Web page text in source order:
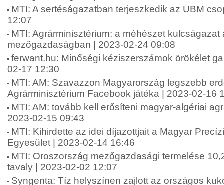
MTI: A sertéságazatban terjeszkedik az UBM
12:07
MTI: Agrárminisztérium: a méhészet kulcságazat
mezőgazdaságban | 2023-02-24 09:08
ferwant.hu: Minőségi kéziszerszámok örökélet
02-17 12:30
MTI: AM: Szavazzon Magyarország legszebb
Agrárminisztérium Facebook játéka | 2023-02-16
MTI: AM: tovább kell erősíteni magyar-algériai
2023-02-15 09:43
MTI: Kihirdette az idei díjazottjait a Magyar
Egyesület | 2023-02-14 16:46
MTI: Oroszország mezőgazdasági termelése
tavaly | 2023-02-02 12:07
Syngenta: Tíz helyszínen zajlott az országos